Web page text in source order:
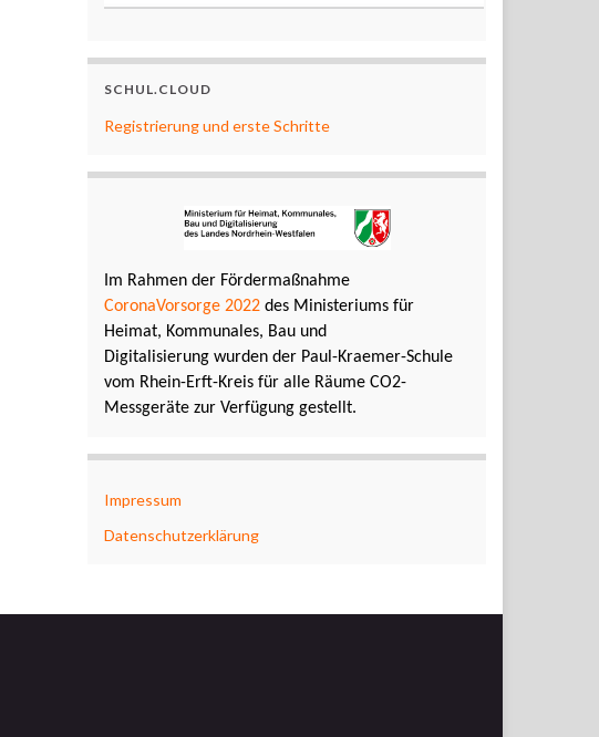
SCHUL.CLOUD
Registrierung und erste Schritte
Im Rahmen der Fördermaßnahme
CoronaVorsorge 2022 des Ministeriums für
Heimat, Kommunales, Bau und
Digitalisierung wurden der Paul-Kraemer-Schule
vom Rhein-Erft-Kreis für alle Räume CO2-
Messgeräte zur Verfügung gestellt.
Impressum
Datenschutzerklärung